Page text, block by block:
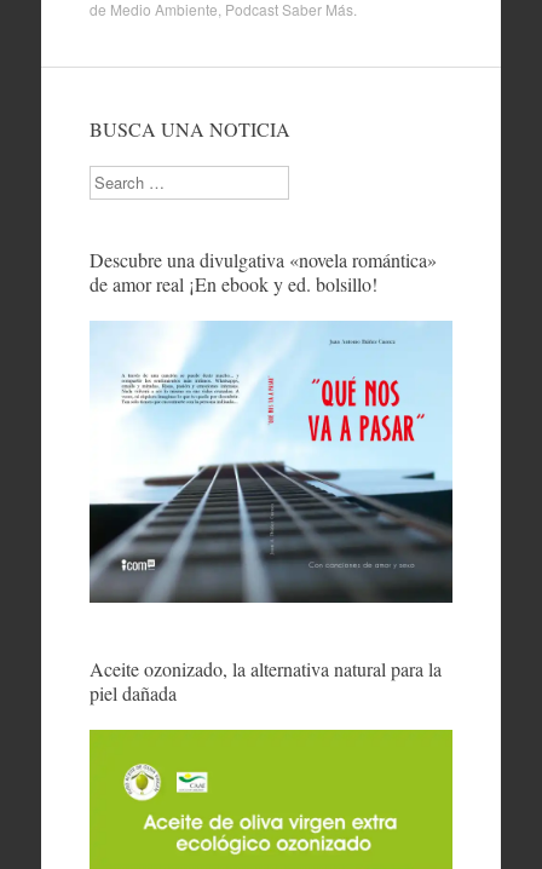
de Medio Ambiente Podcast Saber Más.
BUSCA UNA NOTICIA
Search
Descubre una divulgativa «novela romántica»
de amor real ¡En ebook y ed. bolsillo!
Aceite ozonizado, la alternativa natural para la
piel dañada